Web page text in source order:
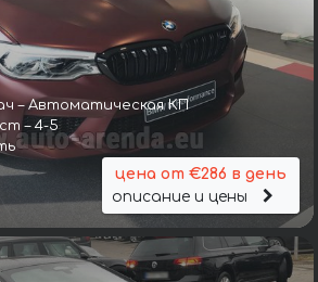
– Автоматическая КП
– 4-5
цена от €286 в день
описание и цены